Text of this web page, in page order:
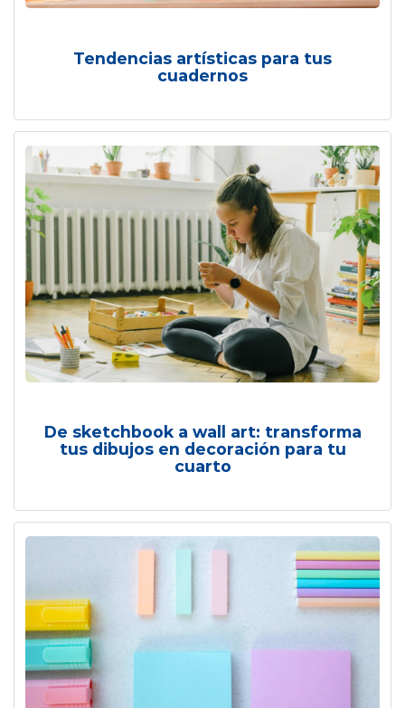
Tendencias artísticas para tus
cuadernos
De sketchbook a wall art: transforma
tus dibujos en decoración para tu
cuarto